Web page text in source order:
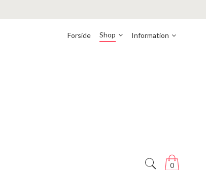
Forside Shop Information
0